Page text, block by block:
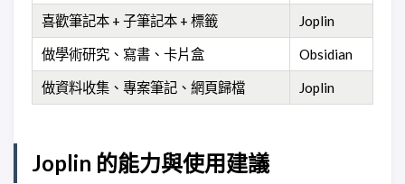
喜歡筆記本 + 子筆記本 + 標籤 Joplin
做學術研究、寫書、卡片盒 Obsidian
做資料收集、專案筆記、網頁歸檔 Joplin
Joplin 的能力與使用建議